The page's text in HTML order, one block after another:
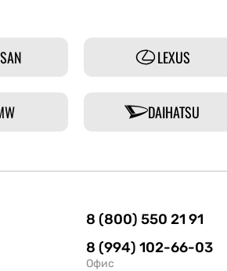
LEXUS
DAIHATSU
8 (800) 550 21 91
8 (994) 102-66-03
Офис